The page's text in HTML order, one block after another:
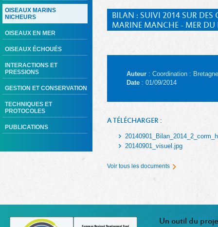
OISEAUX MARINS
NICHEURS
OISEAUX EN MER
OISEAUX ÉCHOUÉS
INTERACTIONS ET
PRESSIONS
GESTION ET CONSERVATION
TECHNIQUES ET
PROTOCOLES
PUBLICATIONS
BILAN : SUIVI 2014 SUR DES
MARINE MANCHE - MER DU
Auteur : Coordination :
Date : 01/09/2014
A TÉLÉCHARGER :
20140901_visuel.jpg
Voir tous les documents
Un outil du